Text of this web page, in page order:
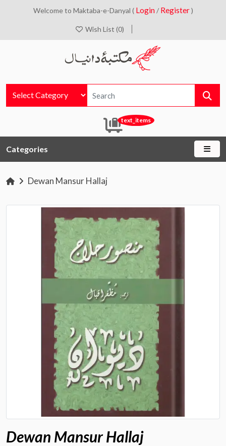
Welcome to Maktaba-e-Danyal ( Login / Register )
Wish List (0)
text_items
Categories
Dewan Mansur Hallaj
Dewan Mansur Hallaj